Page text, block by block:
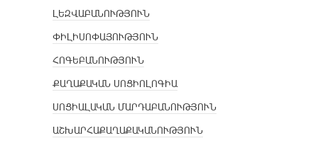
ԼԵԶՎԱԲԱՆՈՒԹՅՈՒՆ
ՓԻԼԻՍՈՓԱՅՈՒԹՅՈՒՆ
ՀՈԳԵԲԱՆՈՒԹՅՈՒՆ
ՔԱՂԱՔԱԿԱՆ ՍՈՑԻՈԼՈԳԻԱ
ՍՈՑԻԱԼԱԿԱՆ ՄԱՐԴԱԲԱՆՈՒԹՅՈՒՆ
ԱՇԽԱՐՀԱՔԱՂԱՔԱԿԱՆՈՒԹՅՈՒՆ